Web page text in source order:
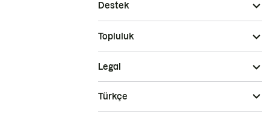
Destek
Topluluk
Legal
Türkçe